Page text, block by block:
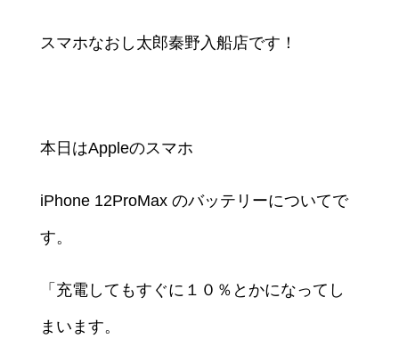
スマホなおし太郎秦野入船店です！
本日はAppleのスマホ
iPhone 12ProMax のバッテリーについてで
す。
「充電してもすぐに１０％とかになってし
まいます。